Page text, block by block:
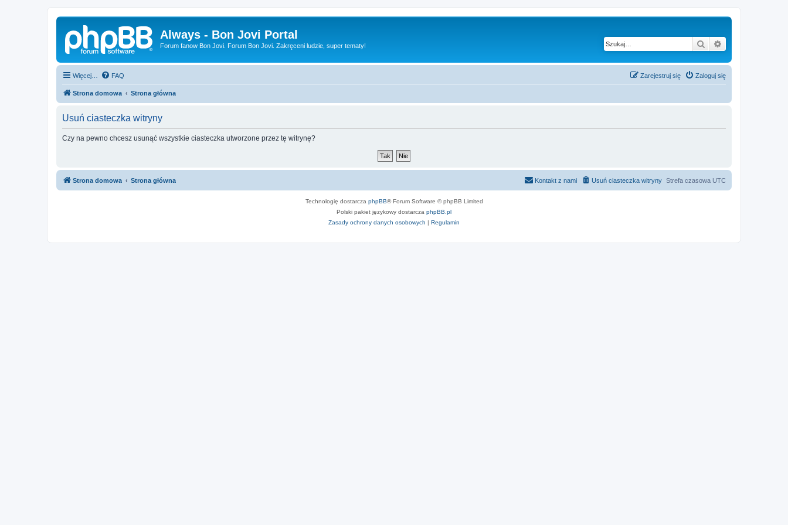
Always - Bon Jovi Portal
Forum fanow Bon Jovi. Forum Bon Jovi. Zakręceni ludzie, super tematy! Szukaj
Więcej… FAQ Zaloguj się
Zarejestruj się
Strona domowa Strona główna
Usuń ciasteczka witryny
Czy na pewno chcesz usunąć wszystkie ciasteczka utworzone przez tę witrynę?
Strona domowa Strona główna Strefa czasowa UTC
Usuń ciasteczka witryny
Kontakt z nami
Technologię dostarcza phpBB® Forum Software © phpBB Limited
Polski pakiet językowy dostarcza phpBB.pl
Zasady ochrony danych osobowych | Regulamin